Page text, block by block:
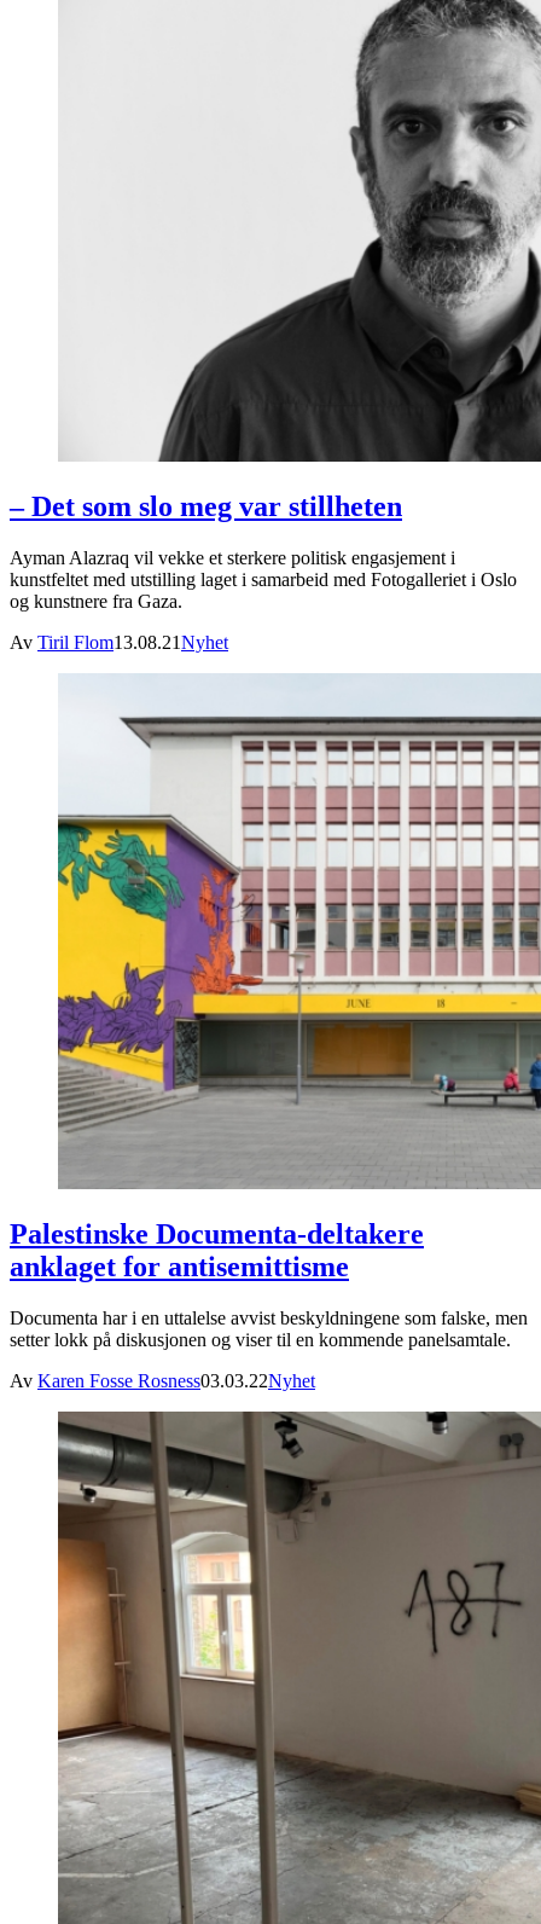
– Det som slo meg var stillheten
Ayman Alazraq vil vekke et sterkere politisk engasjement i
kunstfeltet med utstilling laget i samarbeid med Fotogalleriet i Oslo
og kunstnere fra Gaza.
Av Tiril Flom13.08.21Nyhet
Palestinske Documenta-deltakere
anklaget for antisemittisme
Documenta har i en uttalelse avvist beskyldningene som falske, men
setter lokk på diskusjonen og viser til en kommende panelsamtale.
Av Karen Fosse Rosness03.03.22Nyhet